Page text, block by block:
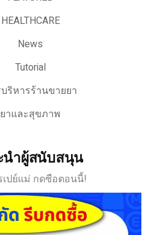
HEALTHCARE
News
Tutorial
ริหารร้านขายยา
ยาและสุขภาพ
นำผู้สนับสนุน
เปย์แม่ กดซือตอนนี้!